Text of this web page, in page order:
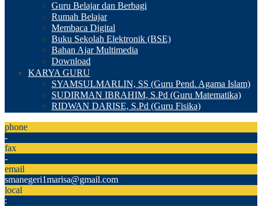
Guru Belajar dan Berbagi
Rumah Belajar
Membaca Digital
Buku Sekolah Elektronik (BSE)
Bahan Ajar Multimedia
Download
KARYA GURU
SYAMSULMARLIN, SS (Guru Pend. Agama Islam)
SUDIRMAN IBRAHIM, S.Pd (Guru Matematika)
RIDWAN DARISE, S.Pd (Guru Fisika)
phone
-
fax
-
email
smanegeri1marisa@gmail.com
local
: